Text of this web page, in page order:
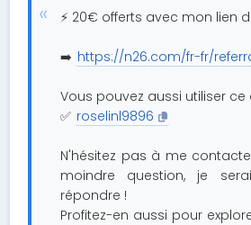
⚡ 20€ offerts avec mon lien
➡️ https://n26.com/fr-fr/
Vous pouvez aussi utiliser ce
✅ roselinl9896
N'hésitez pas à me
moindre question, je
répondre !
Profitez-en aussi pour